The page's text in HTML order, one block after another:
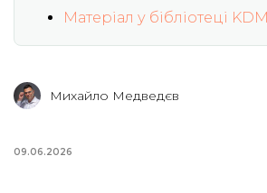
Матеріал у бібліотеці KDM
Михайло Медведєв
09.06.2026